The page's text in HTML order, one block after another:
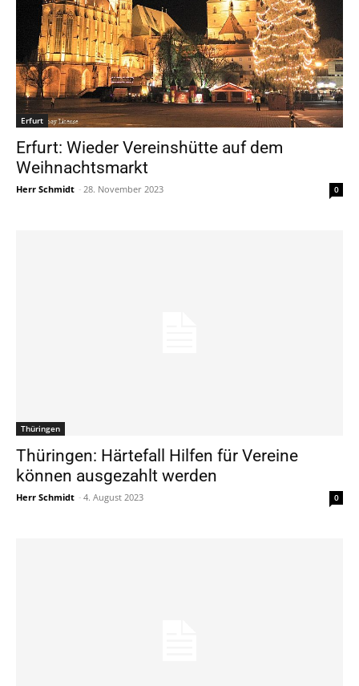
Erfurt
Erfurt: Wieder Vereinshütte auf dem
Weihnachtsmarkt
Herr Schmidt - 28. November 2023 0
Thüringen
Thüringen: Härtefall Hilfen für Vereine
können ausgezahlt werden
Herr Schmidt - 4. August 2023 0